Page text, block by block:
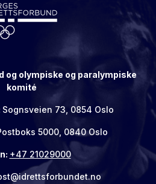
og olympiske og paralympiske
komité
Sognsveien 73, 0854 Oslo
5000, 0840 Oslo
+47 21029000